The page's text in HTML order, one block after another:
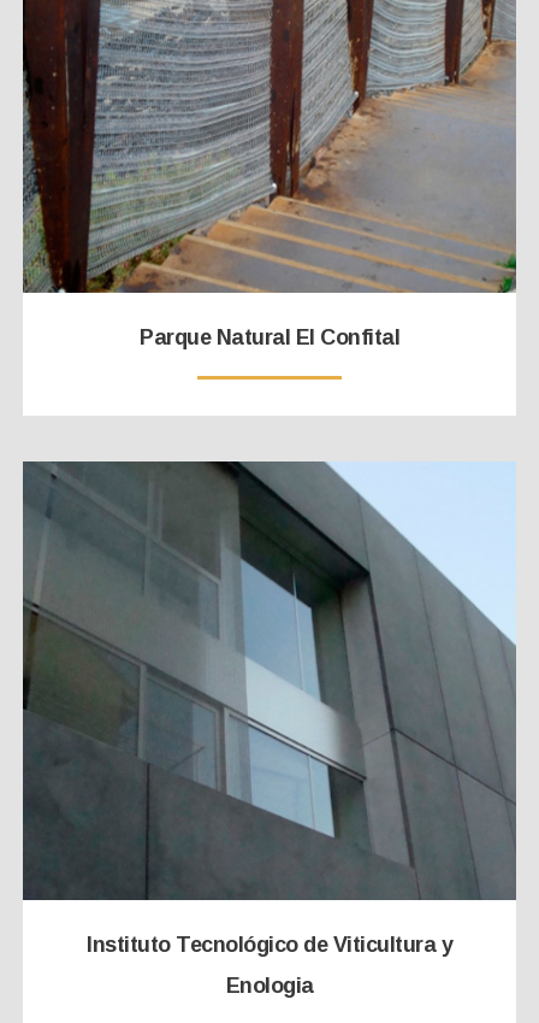
Parque Natural El Confital
Instituto Tecnológico de Viticultura y
Enologia